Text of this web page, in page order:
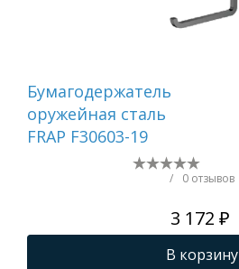
Бумагодержатель
оружейная сталь
FRAP F30603-19
/ 0 отзывов
3 172 ₽
В корзину